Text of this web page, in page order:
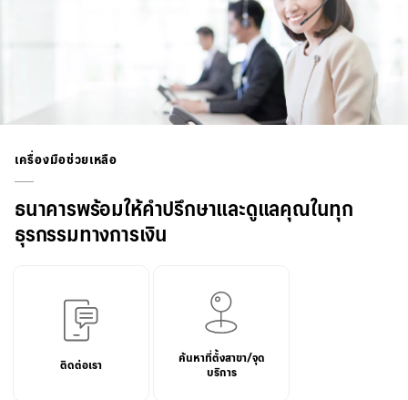
เครื่องมือช่วยเหลือ
ธนาคารพร้อมให้คำปรึกษาและดูแลคุณในทุก
ธุรกรรมทางการเงิน
ติดต่อเรา
ค้นหาที่ตั้งสาขา/จุด
บริการ